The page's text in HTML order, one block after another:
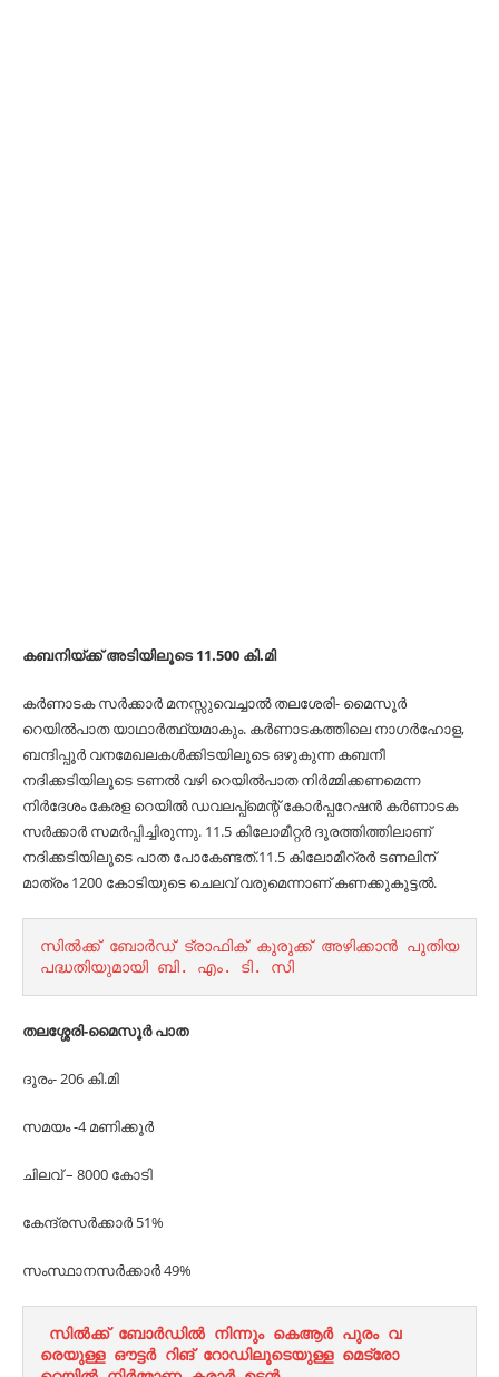
കബനിയ്ക്ക് അടിയിലൂടെ 11.500 കി.മി
കര്‍ണാടക സര്‍ക്കാര്‍ മനസ്സുവെച്ചാല്‍ തലശേരി- മൈസൂര്‍
റെയില്‍പാത യാഥാര്‍ത്ഥ്യമാകും. കര്‍ണാടകത്തിലെ നാഗര്‍ഹോള,
ബന്ദിപ്പൂര്‍ വനമേഖലകള്‍ക്കിടയിലൂടെ ഒഴുകുന്ന കബനീ
നദിക്കടിയിലൂടെ ടണല്‍ വഴി റെയില്‍പാത നിര്‍മ്മിക്കണമെന്ന
നിര്‍ദേശം കേരള റെയില്‍ ഡവലപ്പ്മെന്റ് കോര്‍പ്പറേഷന്‍ കര്‍ണാടക
സര്‍ക്കാര്‍ സമര്‍പ്പിച്ചിരുന്നു. 11.5 കിലോമീറ്റര്‍ ദൂരത്തിത്തിലാണ്
നദിക്കടിയിലൂടെ പാത പോകേണ്ടത്.11.5 കിലോമീറ്രര്‍ ടണലിന്
മാത്രം 1200 കോടിയുടെ ചെലവ് വരുമെന്നാണ് കണക്കുകൂട്ടല്‍.
സിൽക്ക് ബോർഡ്‌ ട്രാഫിക് കുരുക്ക് അഴിക്കാൻ പുതിയ
പദ്ധതിയുമായി ബി. എം. ടി. സി
തലശ്ശേരി-മൈസൂര്‍ പാത
ദൂരം- 206 കി.മി
സമയം -4 മണിക്കൂര്‍
ചിലവ് – 8000 കോടി
കേന്ദ്രസര്‍ക്കാര്‍ 51%
സംസ്ഥാനസര്‍ക്കാര്‍ 49%
സിൽക്ക് ബോർഡിൽ നിന്നും കെആർ പുരം വ
രെയുള്ള ഔട്ടർ റിങ് റോഡിലൂടെയുള്ള മെട്രോ